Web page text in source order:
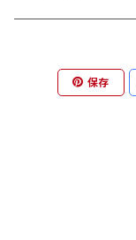
健康食品
保存